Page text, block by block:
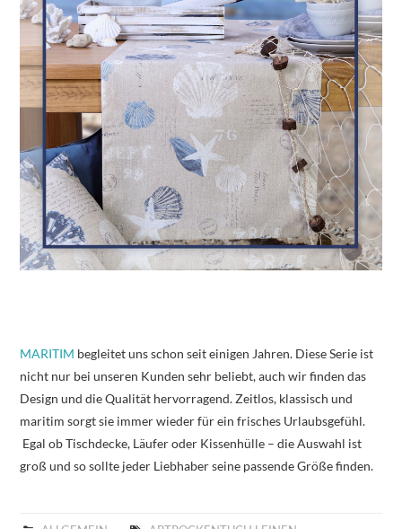
MARITIM begleitet uns schon seit einigen Jahren. Diese Serie ist
nicht nur bei unseren Kunden sehr beliebt, auch wir finden das
Design und die Qualität hervorragend. Zeitlos, klassisch und
maritim sorgt sie immer wieder für ein frisches Urlaubsgefühl.
Egal ob Tischdecke, Läufer oder Kissenhülle – die Auswahl ist
groß und so sollte jeder Liebhaber seine passende Größe finden.